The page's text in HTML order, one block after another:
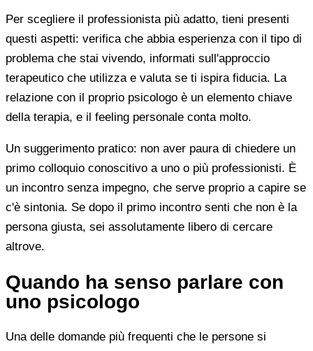
Per scegliere il professionista più adatto, tieni presenti
questi aspetti: verifica che abbia esperienza con il tipo di
problema che stai vivendo, informati sull'approccio
terapeutico che utilizza e valuta se ti ispira fiducia. La
relazione con il proprio psicologo è un elemento chiave
della terapia, e il feeling personale conta molto.
Un suggerimento pratico: non aver paura di chiedere un
primo colloquio conoscitivo a uno o più professionisti. È
un incontro senza impegno, che serve proprio a capire se
c'è sintonia. Se dopo il primo incontro senti che non è la
persona giusta, sei assolutamente libero di cercare
altrove.
Quando ha senso parlare con
uno psicologo
Una delle domande più frequenti che le persone si